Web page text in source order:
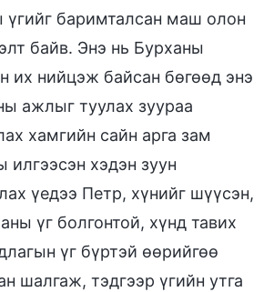
үгийг баримталсан маш олон
байв. Энэ нь Бурханы
их нийцэж байсан бөгөөд энэ
ажлыг туулах зуураа
хамгийн сайн арга зам
илгээсэн хэдэн зуун
үедээ Петр, хүнийг шүүсэн,
үг болгонтой, хүнд тавих
үг бүртэй өөрийгөө
шалгаж, тэдгээр үгийн утга